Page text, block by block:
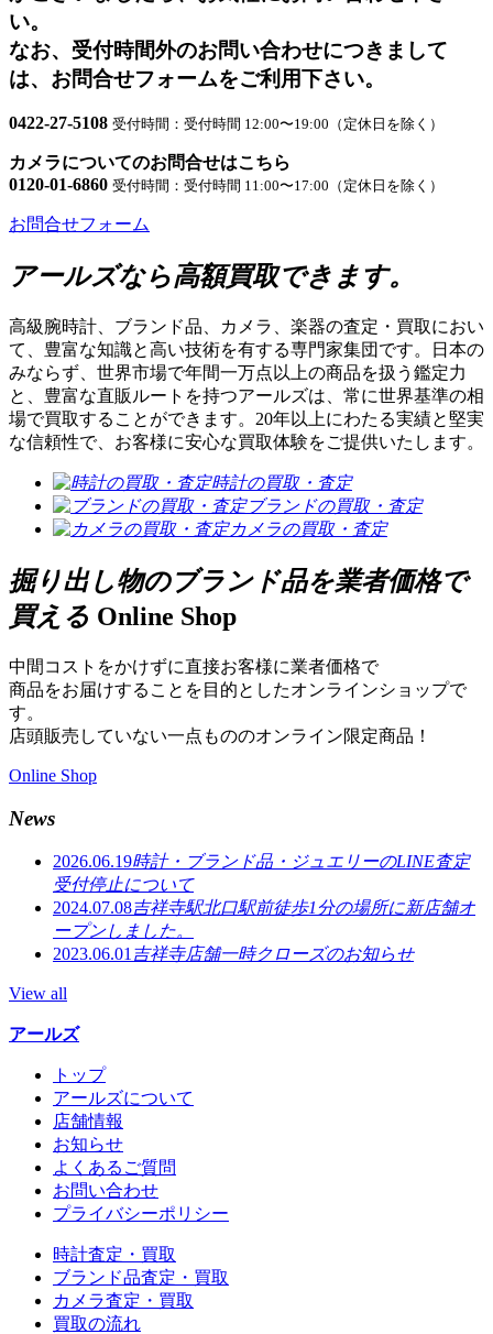
シ
ョ
い。
なお、受付時間外のお問い合わせにつきまして
は、お問合せフォームをご利用下さい。
0422-27-5108 受付時間：受付時間 12:00〜19:00（定休日を除く）
カメラについてのお問合せはこちら
0120-01-6860 受付時間：受付時間 11:00〜17:00（定休日を除く）
お問合せフォーム
アールズなら高額買取できます。
高級腕時計、ブランド品、カメラ、楽器の査定・買取におい
て、豊富な知識と高い技術を有する専門家集団です。日本の
みならず、世界市場で年間一万点以上の商品を扱う鑑定力
と、豊富な直販ルートを持つアールズは、常に世界基準の相
場で買取することができます。20年以上にわたる実績と堅実
な信頼性で、お客様に安心な買取体験をご提供いたします。
時計の買取・査定
ブランドの買取・査定
カメラの買取・査定
掘り出し物のブランド品を業者価格で
買える Online Shop
中間コストをかけずに直接お客様に業者価格で
商品をお届けすることを目的としたオンラインショップで
す。
店頭販売していない一点もののオンライン限定商品！
Online Shop
News
2026.06.19時計・ブランド品・ジュエリーのLINE査定
受付停止について
2024.07.08吉祥寺駅北口駅前徒歩1分の場所に新店舗オ
ープンしました。
2023.06.01吉祥寺店舗一時クローズのお知らせ
View all
アールズ
トップ
アールズについて
店舗情報
お知らせ
よくあるご質問
お問い合わせ
プライバシーポリシー
時計査定・買取
ブランド品査定・買取
カメラ査定・買取
買取の流れ